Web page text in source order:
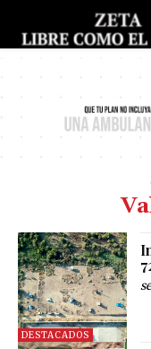
DESTACADOS